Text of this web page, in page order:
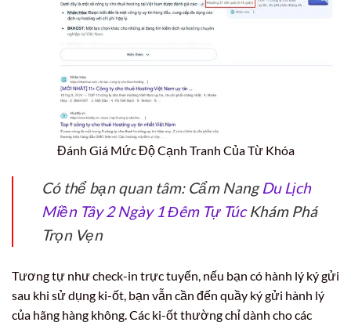
Đánh Giá Mức Độ Cạnh Tranh Của Từ Khóa
Có thể bạn quan tâm: Cẩm NangDu Lịch
Miền Tây 2 Ngày 1 Đêm Tự TúcKhám Phá
Trọn Vẹn
Tương tự như check-in trực tuyến, nếu bạn có hành lý ký gửi
sau khi sử dụng ki-ốt, bạn vẫn cần đến quầy ký gửi hành lý
của hãng hàng không. Các ki-ốt thường chỉ dành cho các